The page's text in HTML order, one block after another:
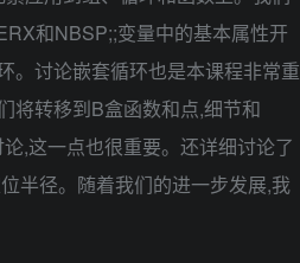
和NBSP;;变量中的基本属性开
。讨论嵌套循环也是本课程非常重
将转移到B盒函数和点,细节和
,这一点也很重要。还详细讨论了
半径。随着我们的进一步发展,我